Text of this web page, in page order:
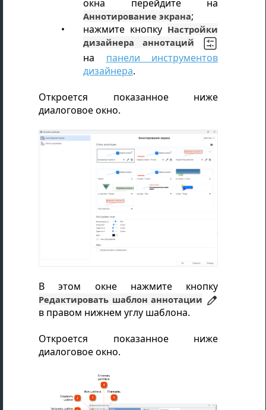
окна перейдите на
Аннотирование экрана;
нажмите кнопку Настройки
дизайнера аннотаций
на панели инструментов
дизайнера.
Откроется показанное ниже
диалоговое окно.
В этом окне нажмите кнопку
Редактировать шаблон аннотации
в правом нижнем углу шаблона.
Откроется показанное ниже
диалоговое окно.